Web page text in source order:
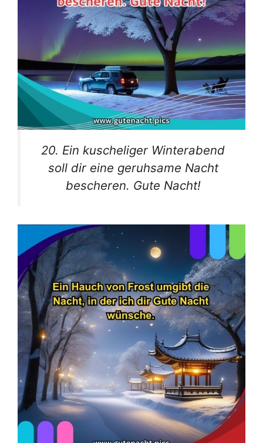
20. Ein kuscheliger Winterabend
soll dir eine geruhsame Nacht
bescheren. Gute Nacht!